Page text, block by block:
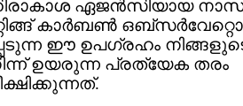
ഏജൻസിയായ നാസ
കാർബൺ
ഈ ഉപഗ്രഹം
ഉയരുന്ന പ്രത്യേക തരം